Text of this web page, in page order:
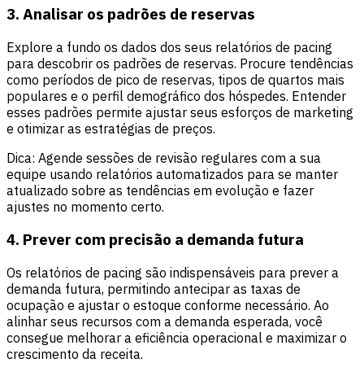
3. Analisar os padrões de reservas
Explore a fundo os dados dos seus relatórios de pacing
para descobrir os padrões de reservas. Procure tendências
como períodos de pico de reservas, tipos de quartos mais
populares e o perfil demográfico dos hóspedes. Entender
esses padrões permite ajustar seus esforços de marketing
e otimizar as estratégias de preços.
Dica: Agende sessões de revisão regulares com a sua
equipe usando relatórios automatizados para se manter
atualizado sobre as tendências em evolução e fazer
ajustes no momento certo.
4. Prever com precisão a demanda futura
Os relatórios de pacing são indispensáveis para prever a
demanda futura, permitindo antecipar as taxas de
ocupação e ajustar o estoque conforme necessário. Ao
alinhar seus recursos com a demanda esperada, você
consegue melhorar a eficiência operacional e maximizar o
crescimento da receita.